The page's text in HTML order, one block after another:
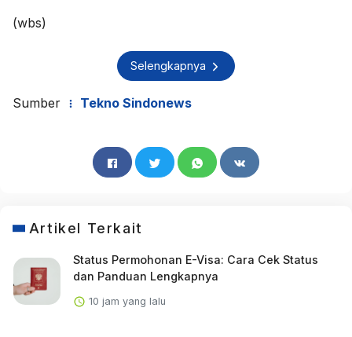
(wbs)
Selengkapnya
Sumber Tekno Sindonews
Artikel Terkait
Status Permohonan E-Visa: Cara Cek Status
dan Panduan Lengkapnya
10 jam yang lalu